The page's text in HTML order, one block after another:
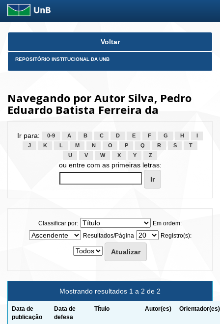
Skip
Voltar
REPOSITÓRIO INSTITUCIONAL DA UNB
Navegando por Autor Silva, Pedro
Eduardo Batista Ferreira da
Ir para: 0-9 A B C D E F G H
J
K L M N O P Q R S
T
U
V W X Y Z
ou entre com as primeiras letras:
Classificar por:
Em ordem:
Resultados/Página
Registro(s):
Mostrando resultados 1 a 2 de 2
Data de
publicação
Data de
defesa
Título Autor(es) Orientador(es)